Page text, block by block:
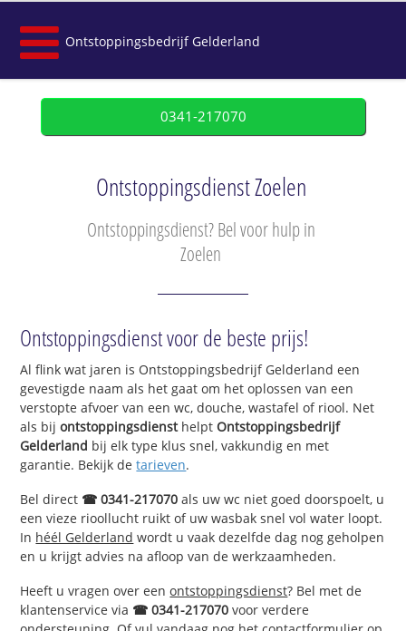
Ontstoppingsbedrijf Gelderland
0341-217070
Ontstoppingsdienst Zoelen
Ontstoppingsdienst? Bel voor hulp in
Zoelen
Ontstoppingsdienst voor de beste prijs!
Al flink wat jaren is Ontstoppingsbedrijf Gelderland een
gevestigde naam als het gaat om het oplossen van een
verstopte afvoer van een wc, douche, wastafel of riool. Net
als bijontstoppingsdiensthelptOntstoppingsbedrijf
Gelderland bij elk type klus snel, vakkundig en met
garantie. Bekijk detarieven.
Bel direct ☎ 0341-217070 als uw wc niet goed doorspoelt, u
een vieze rioollucht ruikt of uw wasbak snel vol water loopt.
In héél Gelderland wordt u vaak dezelfde dag nog geholpen
en u krijgt advies na afloop van de werkzaamheden.
Heeft u vragen over eenontstoppingsdienst? Bel met de
klantenservice via ☎ 0341-217070 voor verdere